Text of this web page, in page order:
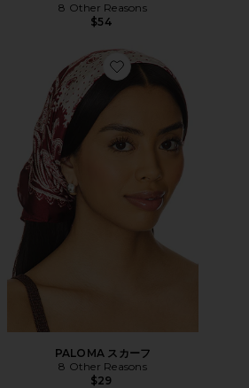
8 Other Reasons
$54
Favorite PALOMA スカーフ
PALOMA スカーフ
8 Other Reasons
$29